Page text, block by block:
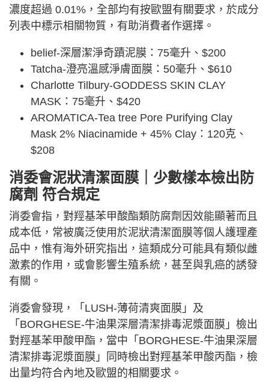
濃度超過 0.01%，全部均有按歐盟有關要求，於成分
列表中標示相關物質，有助消費者作選擇。
belief-深層潔淨奇蹟泥膜：75毫升、$200
Tatcha-澄亮溫感淨膚面膜：50毫升、$610
Charlotte Tilbury-GODDESS SKIN CLAY
MASK：75毫升、$420
AROMATICA-Tea tree Pore Purifying Clay
Mask 2% Niacinamide + 45% Clay：120克、
$208
消委會泥狀清潔面膜｜少數樣本檢出防
腐劑 符合規定
消委會指，對羥基苯甲酸酯類防腐劑因效能顯著而且
成本低，常被廣泛使用於泥狀清潔面膜等個人護理產
品中，惟有海外研究指出，這類成分可能具有類似雌
激素的作用，或會影響生殖系統，甚至與乳癌的誘發
有關。
消委會發現，「LUSH-薄荷清爽面膜」及
「BORGHESE-牛油果深層清潔排毒泥漿面膜」檢出
對羥基苯甲酸甲酯，當中「BORGHESE-牛油果深層
清潔排毒泥漿面膜」同時檢出對羥基苯甲酸丙酯，檢
出量均符合內地及歐盟的相關要求。